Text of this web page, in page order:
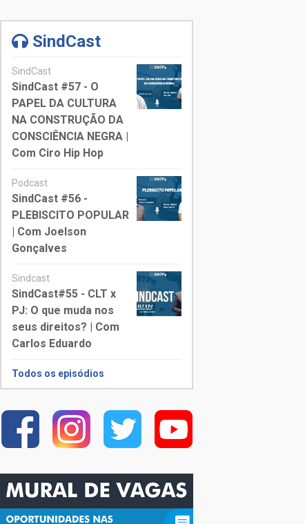
SindCast
SindCast
SindCast #57 - O
PAPEL DA CULTURA
NA CONSTRUÇÃO DA
CONSCIÊNCIA NEGRA |
Com Ciro Hip Hop
Podcast
SindCast #56 -
PLEBISCITO POPULAR
| Com Joelson
Gonçalves
Sindcast
SindCast#55 - CLT x
PJ: O que muda nos
seus direitos? | Com
Carlos Eduardo
Todos os episódios